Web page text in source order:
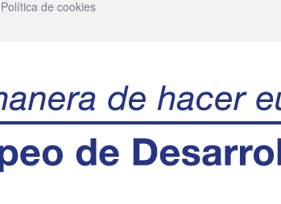
Política de cookies